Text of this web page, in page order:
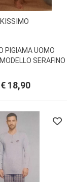
KISSIMO
PIGIAMA UOMO
SERAFINO
€ 18,90